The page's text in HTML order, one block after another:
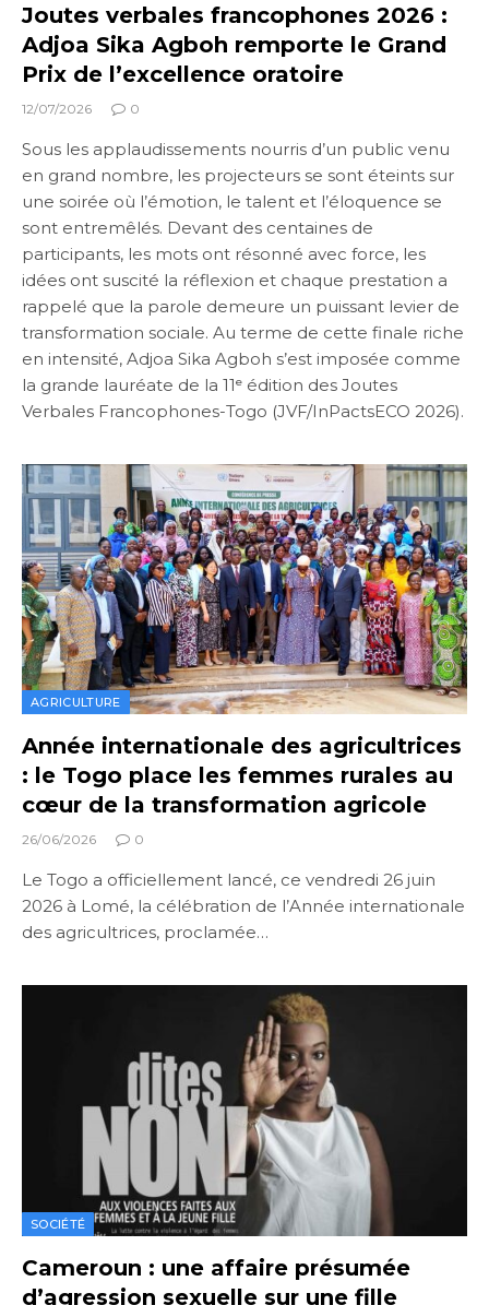
Joutes verbales francophones 2026 :
Adjoa Sika Agboh remporte le Grand
Prix de l’excellence oratoire
12/07/2026 0
Sous les applaudissements nourris d’un public venu
en grand nombre, les projecteurs se sont éteints sur
une soirée où l’émotion, le talent et l’éloquence se
sont entremêlés. Devant des centaines de
participants, les mots ont résonné avec force, les
idées ont suscité la réflexion et chaque prestation a
rappelé que la parole demeure un puissant levier de
transformation sociale. Au terme de cette finale riche
en intensité, Adjoa Sika Agboh s’est imposée comme
la grande lauréate de la 11ᵉ édition des Joutes
Verbales Francophones-Togo (JVF/InPactsECO 2026).
AGRICULTURE
Année internationale des agricultrices
: le Togo place les femmes rurales au
cœur de la transformation agricole
26/06/2026 0
Le Togo a officiellement lancé, ce vendredi 26 juin
2026 à Lomé, la célébration de l’Année internationale
des agricultrices, proclamée…
SOCIÉTÉ
Cameroun : une affaire présumée
d’agression sexuelle sur une fille